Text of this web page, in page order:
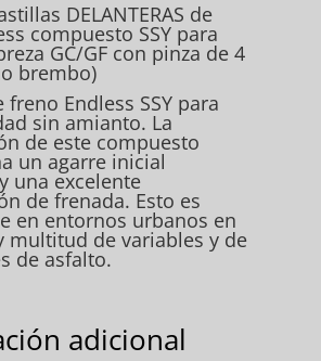
DELANTERAS de
compuesto SSY para
GC/GF con pinza de 4
brembo)
freno Endless SSY para
sin amianto. La
de este compuesto
un agarre inicial
una excelente
de frenada. Esto es
en entornos urbanos en
multitud de variables y de
de asfalto.
adicional